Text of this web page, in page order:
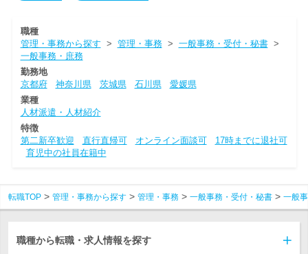
職種
管理・事務から探す > 管理・事務> 一般事務・受付・秘書>
一般事務・庶務
勤務地
京都府
神奈川県 茨城県 石川県
愛媛県
業種
人材派遣・人材紹介
特徴
第二新卒歓迎
直行直帰可 オンライン面談可
17時までに退社可
育児中の社員在籍中
転職TOP 管理・事務から探す 管理・事務 一般事務・受付・秘書 一般
職種から転職・求人情報を探す